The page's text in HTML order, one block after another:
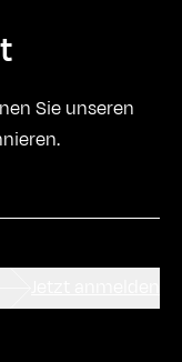
Sie unseren